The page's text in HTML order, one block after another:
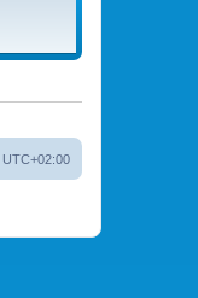
UTC+02:00